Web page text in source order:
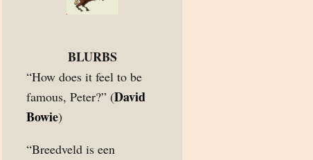
BLURBS
“How does it feel to be
famous, Peter?” (David
Bowie)
“Breedveld is een